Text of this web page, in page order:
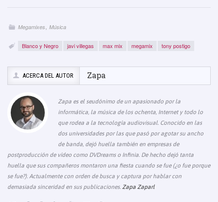
Megamixes,Música
Blanco y Negro javi villegas max mix megamix tony postigo
ACERCA DEL AUTOR Zapa
Zapa es el seudónimo de un apasionado por la
informática, la música de los ochenta, Internet y todo lo
que rodea a la tecnología audiovisual. Conocido en las
dos universidades por las que pasó por agotar su ancho
de banda, dejó huella también en empresas de
postproducción de vídeo como DVDreams o Infinia. De hecho dejó tanta
huella que sus compañeros montaron una fiesta cuando se fue (¿o fue porque
se fue?). Actualmente con orden de busca y captura por hablar con
demasiada sinceridad en sus publicaciones. Zapa Zaparl